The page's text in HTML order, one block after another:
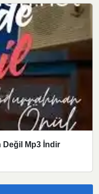
Değil Mp3 İndir